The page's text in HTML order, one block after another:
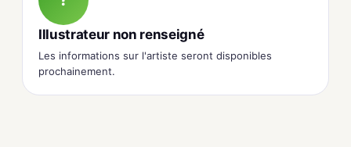
Illustrateur non renseigné
Les informations sur l'artiste seront disponibles
prochainement.